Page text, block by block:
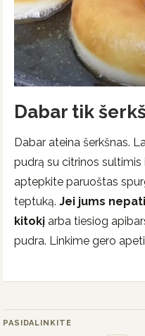
Dabar tik
Dabar ateina šerkšnas.
pudrą su citrinos sultimis
aptepkite paruoštas
teptuką. Jei jums
kitokį arba tiesiog
pudra. Linkime gero
PASIDALINKITE